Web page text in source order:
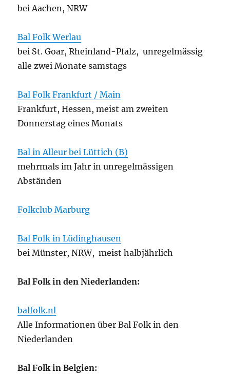
bei Aachen, NRW
Bal Folk Werlau
bei St. Goar, Rheinland-Pfalz, unregelmässig
alle zwei Monate samstags
Bal Folk Frankfurt / Main
Frankfurt, Hessen, meist am zweiten
Donnerstag eines Monats
Bal in Alleur bei Lüttich (B)
mehrmals im Jahr in unregelmässigen
Abständen
Folkclub Marburg
Bal Folk in Lüdinghausen
bei Münster, NRW, meist halbjährlich
Bal Folk in den Niederlanden:
balfolk.nl
Alle Informationen über Bal Folk in den
Niederlanden
Bal Folk in Belgien: